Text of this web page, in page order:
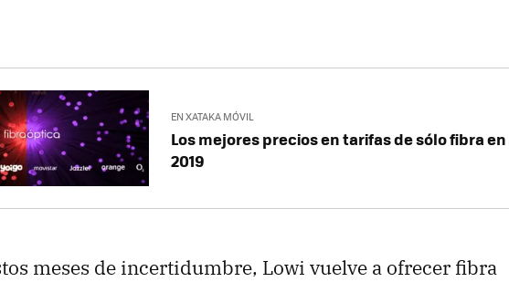
EN XATAKA MÓVIL
Los mejores precios en tarifas de sólo fibra en
2019
meses de incertidumbre, Lowi vuelve a ofrecer fibra